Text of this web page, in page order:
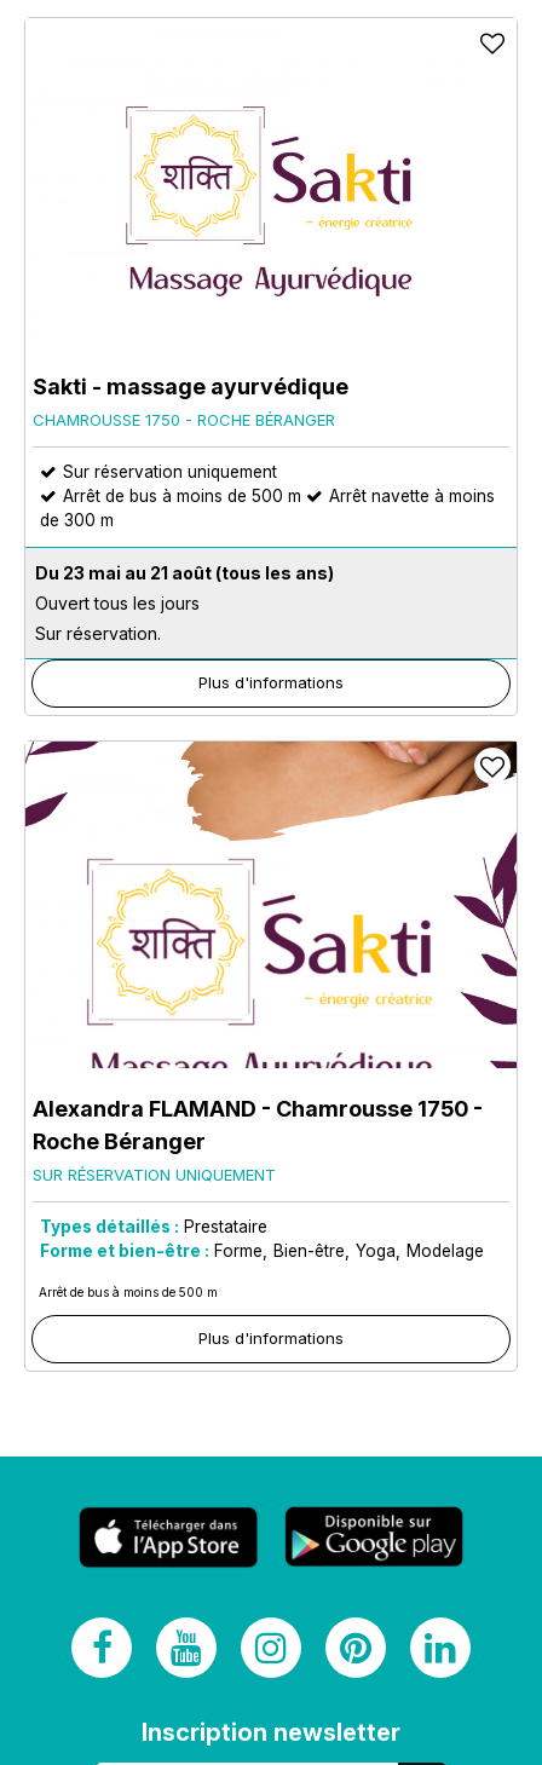
Sakti - massage ayurvédique
CHAMROUSSE 1750 - ROCHE BÉRANGER
Sur réservation uniquement
Arrêt de bus à moins de 500 m
Arrêt navette à moins
de 300 m
Du 23 mai au 21 août (tous les ans)
Ouvert tous les jours
Sur réservation.
Plus d'informations
Alexandra FLAMAND - Chamrousse 1750 -
Roche Béranger
SUR RÉSERVATION UNIQUEMENT
Types détaillés : Prestataire
Forme et bien-être : Forme Bien-être Yoga Modelage
Arrêt de bus à moins de 500 m
Plus d'informations
Inscription newsletter